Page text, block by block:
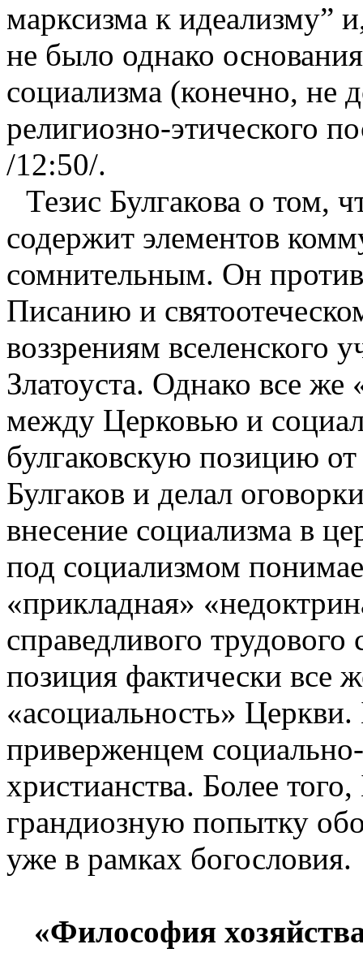
марксизма к идеализму”
не было однако
социализма (конечно, не
религиозно-этического
/12:50/.
Тезис Булгакова о том,
содержит элементов
сомнительным. Он
Писанию и
воззрениям вселенского
Златоуста. Однако все
между Церковью и
булгаковскую позицию
Булгаков и делал
внесение социализма в
под социализмом
«прикладная»
справедливого трудового
позиция фактически все
«асоциальность» Церкви.
приверженцем
христианства. Более
грандиозную попытку
уже в рамках богословия.
«Философия